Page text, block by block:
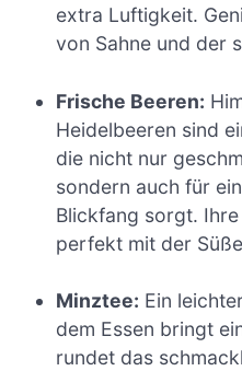
extra Luftigkeit.
von Sahne und der
Frische Beeren:
Heidelbeeren sind
die nicht nur
sondern auch für
Blickfang sorgt.
perfekt mit der
Minztee: Ein
dem Essen bringt
rundet das